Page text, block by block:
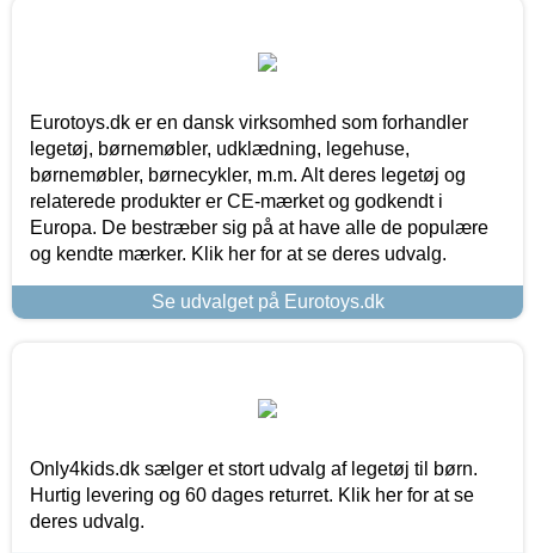
Eurotoys.dk er en dansk virksomhed som forhandler
legetøj, børnemøbler, udklædning, legehuse,
børnemøbler, børnecykler, m.m. Alt deres legetøj og
relaterede produkter er CE-mærket og godkendt i
Europa. De bestræber sig på at have alle de populære
og kendte mærker. Klik her for at se deres udvalg.
Se udvalget på Eurotoys.dk
Only4kids.dk sælger et stort udvalg af legetøj til børn.
Hurtig levering og 60 dages returret. Klik her for at se
deres udvalg.